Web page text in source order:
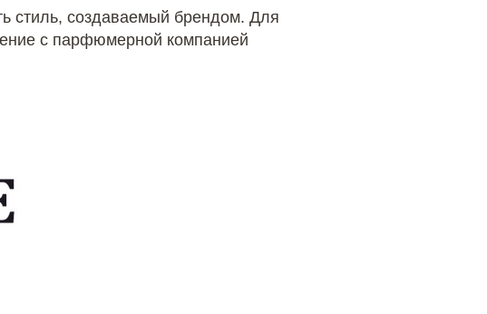
стиль, создаваемый брендом. Для
с парфюмерной компанией